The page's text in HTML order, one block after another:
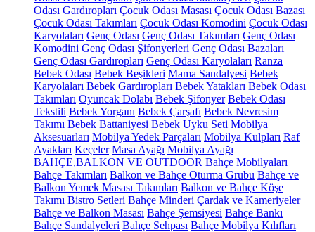
Odası Gardıropları Çocuk Odası Masası Çocuk Odası Bazası
Çocuk Odası Takımları Çocuk Odası Komodini Çocuk Odası
Karyolaları Genç Odası Genç Odası Takımları Genç Odası
Komodini Genç Odası Şifonyerleri Genç Odası Bazaları
Genç Odası Gardıropları Genç Odası Karyolaları Ranza
Bebek Odası Bebek Beşikleri Mama Sandalyesi Bebek
Karyolaları Bebek Gardıropları Bebek Yatakları Bebek Odası
Takımları Oyuncak Dolabı Bebek Şifonyer Bebek Odası
Tekstili Bebek Yorganı Bebek Çarşafı Bebek Nevresim
Takımı Bebek Battaniyesi Bebek Uyku Seti Mobilya
Aksesuarları Mobilya Yedek Parçaları Mobilya Kulpları Raf
Ayakları Keçeler Masa Ayağı Mobilya Ayağı
BAHÇE,BALKON VE OUTDOOR Bahçe Mobilyaları
Bahçe Takımları Balkon ve Bahçe Oturma Grubu Bahçe ve
Balkon Yemek Masası Takımları Balkon ve Bahçe Köşe
Takımı Bistro Setleri Bahçe Minderi Çardak ve Kameriyeler
Bahçe ve Balkon Masası Bahçe Şemsiyesi Bahçe Bankı
Bahçe Sandalyeleri Bahçe Sehpası Bahçe Mobilya Kılıfları